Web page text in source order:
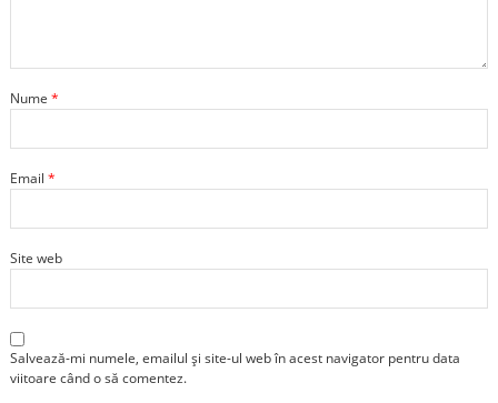
Nume *
Email *
Site web
Salvează-mi numele, emailul și site-ul web în acest navigator pentru data
viitoare când o să comentez.